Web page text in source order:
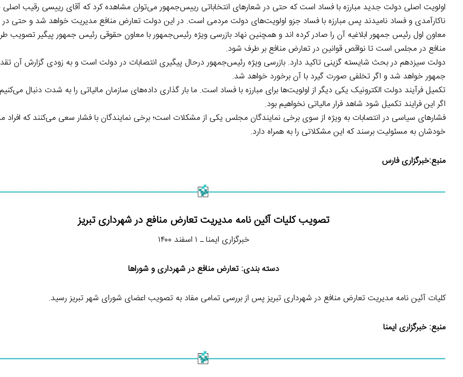
اولویت اصلی دولت جدید مبارزه با فساد است که حتی در شعارهای انتخاباتی رییس‌جمهور می‌توان مشاهده کرد که آقای رییسی رقیب اصلی
ناکارآمدی و فساد نامیدند پس مبارزه با فساد جزو اولویت‌های دولت مردمی است. در این دولت تعارض منافع مدیریت خواهد شد و حتی در
معاون اول رئیس جمهور ابلاغیه آن را صادر کرده اند و همچنین نهاد بازرسی ویژه رئیس‌جمهور با معاون حقوقی رئیس جمهور پیگیر تصویب
منافع در مجلس است تا نواقص قوانین در تعارض منافع بر طرف شود.
دولت سیزدهم در بحث شایسته گزینی تاکید دارد. بازرسی ویژه رئیس‌جمهور درحال پیگیری انتصابات در دولت است و به زودی گزارش آن
جمهور خواهد شد و اگر تخلفی صورت گیرد با آن برخورد خواهد شد.
تکمیل فرآیند دولت الکترونیک یکی دیگر از اولویت‌ها برای مبارزه با فساد است. ما بار گذاری داده‌های سازمان مالیاتی را به شدت دنبال
اگر این فرایند تکمیل شود شاهد فرار مالیاتی نخواهیم بود.
فشارهای سیاسی در انتصابات به ویژه از سوی برخی نمایندگان مجلس یکی از مشکلات است؛ برخی نمایندگان با فشار سعی می‌کنند که افراد
خودشان به مسئولیت برسند که این مشکلاتی را به همراه دارد.
منبع:خبرگزاری فارس
تصویب کلیات آئین نامه مدیریت تعارض منافع در شهرداری تبریز
خبرگزاری ایمنا ـ ۱ اسفند ۱۴۰۰
دسته بندی: تعارض منافع در شهرداری و شوراها
کلیات آئین نامه مدیریت تعارض منافع در شهرداری تبریز پس از بررسی تمامی مفاد به تصویب اعضای شورای شهر تبریز رسید.
منبع: خبرگزاری ایمنا